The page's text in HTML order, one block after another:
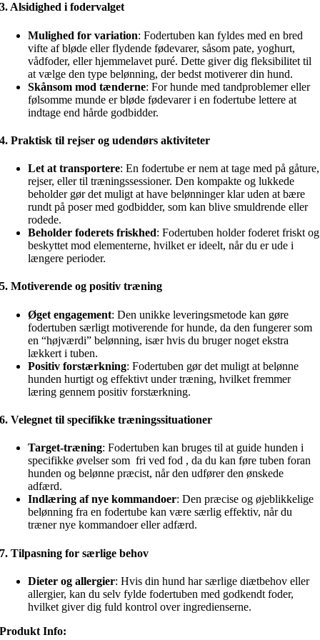
3. Alsidighed i fodervalget
Mulighed for variation: Fodertuben kan fyldes med en bred
vifte af bløde eller flydende fødevarer, såsom pate, yoghurt,
vådfoder, eller hjemmelavet puré. Dette giver dig fleksibilitet til
at vælge den type belønning, der bedst motiverer din hund.
Skånsom mod tænderne: For hunde med tandproblemer eller
følsomme munde er bløde fødevarer i en fodertube lettere at
indtage end hårde godbidder.
4.Praktisk til rejser og udendørs aktiviteter
Let at transportere: En fodertube er nem at tage med på gåture,
rejser, eller til træningssessioner. Den kompakte og lukkede
beholder gør det muligt at have belønninger klar uden at bære
rundt på poser med godbidder, som kan blive smuldrende eller
rodede.
Beholder foderets friskhed: Fodertuben holder foderet friskt og
beskyttet mod elementerne, hvilket er ideelt, når du er ude i
længere perioder.
5.Motiverende og positiv træning
Øget engagement: Den unikke leveringsmetode kan gøre
fodertuben særligt motiverende for hunde, da den fungerer som
en “højværdi” belønning, især hvis du bruger noget ekstra
lækkert i tuben.
Positiv forstærkning: Fodertuben gør det muligt at belønne
hunden hurtigt og effektivt under træning, hvilket fremmer
læring gennem positiv forstærkning.
6.Velegnet til specifikke træningssituationer
Target-træning: Fodertuben kan bruges til at guide hunden i
specifikke øvelser som fri ved fod , da du kan føre tuben foran
hunden og belønne præcist, når den udfører den ønskede
adfærd.
Indlæring af nye kommandoer: Den præcise og øjeblikkelige
belønning fra en fodertube kan være særlig effektiv, når du
træner nye kommandoer eller adfærd.
7.Tilpasning for særlige behov
Dieter og allergier: Hvis din hund har særlige diætbehov eller
allergier, kan du selv fylde fodertuben med godkendt foder,
hvilket giver dig fuld kontrol over ingredienserne.
Produkt Info: